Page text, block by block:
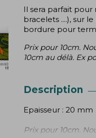
Il sera parfait pour
bracelets ....), sur
bordure pour
Prix pour 10cm.
10cm au délà. Ex
Description
Epaisseur : 20 mm
Prix pour 10cm.